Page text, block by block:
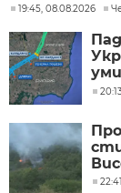
19:45, 08.08.2026